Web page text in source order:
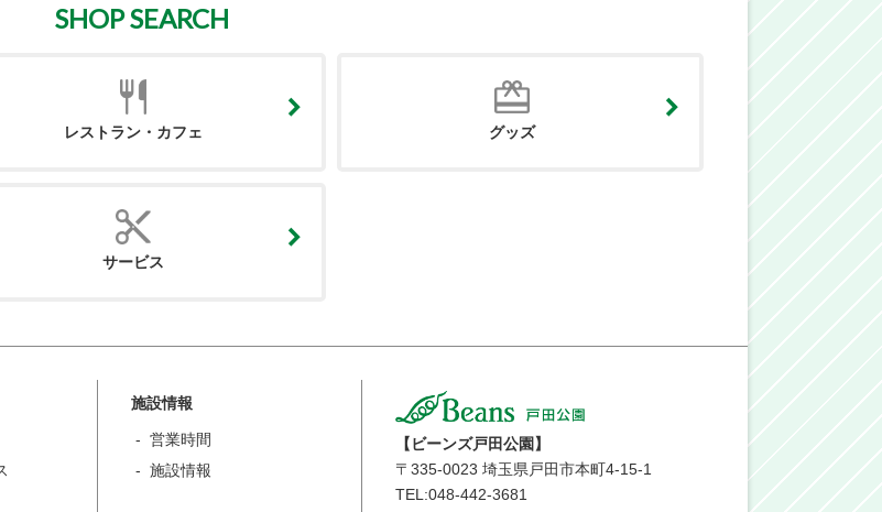
SHOP SEARCH
レストラン・カフェ グッズ
サービス
施設情報
営業時間
施設情報
【ビーンズ戸田公園】
〒 335-0023 埼玉県戸田市本町4-15-1
TEL:048-442-3681